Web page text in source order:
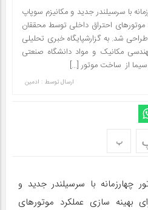
با سرسیلندر جدید و مکانیزم سوپاپ
احتراق داخلی توسط محققان
شد. به گزارشپایگاه خبری تحلیلی
مکانیک و مواد دانشگاه صنعتی
سیما از ساخت موتور […]
ارسال توسط : ادمین
پ
چهارزمانه با سرسیلندر جدید و
بهینه سازی عملکرد موتورهای